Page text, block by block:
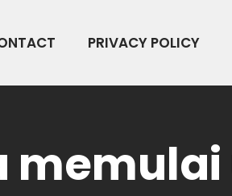
PRIVACY POLICY